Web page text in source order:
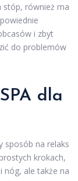
stóp, również ma
i zbyt
do problemów
dla
sposób na relaks
krokach,
nóg, ale także na